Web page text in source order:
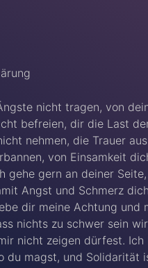
nicht tragen, von
befreien, dir die Last
nehmen, die Trauer
von Einsamkeit
gehe gern an deiner
Angst und Schmerz
dir meine Achtung und
nichts zu schwer sein
nicht zeigen dürfest. Ich
du magst, und Solidarität